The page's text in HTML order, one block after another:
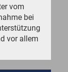
vom
bei
vor allem